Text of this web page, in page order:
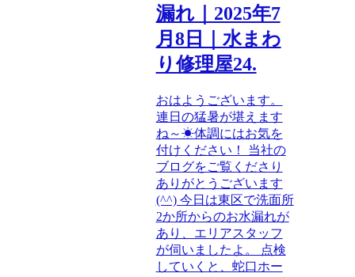
漏れ｜2025年7
月8日｜水まわ
り修理屋24.
おはようございます。
連日の猛暑が堪えます
ね～☀体調にはお気を
付けください！ 当社の
ブログをご覧くださり
ありがとうございます
(^^) 今日は東区で洗面所
2か所からのお水漏れが
あり、エリアスタッフ
が伺いましたよ。 点検
していくと、蛇口ホー